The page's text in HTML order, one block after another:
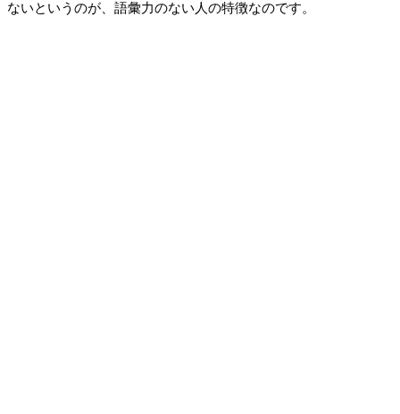
ないというのが、語彙力のない人の特徴なのです。